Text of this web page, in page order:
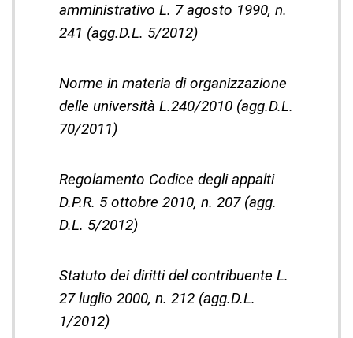
amministrativo L. 7 agosto 1990, n.
241 (agg.D.L. 5/2012)
Norme in materia di organizzazione
delle università L.240/2010 (agg.D.L.
70/2011)
Regolamento Codice degli appalti
D.P.R. 5 ottobre 2010, n. 207 (agg.
D.L. 5/2012)
Statuto dei diritti del contribuente L.
27 luglio 2000, n. 212 (agg.D.L.
1/2012)